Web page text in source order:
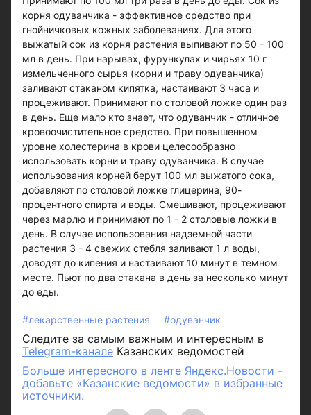
корня одуванчика - эффективное средство при
гнойничковых кожных заболеваниях. Для этого
выжатый сок из корня растения выпивают по 50 - 100
мл в день. При нарывах, фурункулах и чирьях 10 г
измельченного сырья (корни и траву одуванчика)
заливают стаканом кипятка, настаивают 3 часа и
процеживают. Принимают по столовой ложке один раз
в день. Еще мало кто знает, что одуванчик - отличное
кровоочистительное средство. При повышенном
уровне холестерина в крови целесообразно
использовать корни и траву одуванчика. В случае
использования корней берут 100 мл выжатого сока,
добавляют по столовой ложке глицерина, 90-
процентного спирта и воды. Смешивают, процеживают
через марлю и принимают по 1 - 2 столовые ложки в
день. В случае использования надземной части
растения 3 - 4 свежих стебля заливают 1 л воды,
доводят до кипения и настаивают 10 минут в темном
месте. Пьют по два стакана в день за несколько минут
до еды.
#лекарственные растения #одуванчик
Следите за самым важным и интересным в
Telegram-канале Казанских ведомостей
Больше интересного в ленте Яндекс.Новости -
добавьте «Казанские ведомости» в избранные
источники.